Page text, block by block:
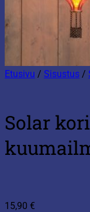
Etusivu / Sisustus /
Solar
15,90 €